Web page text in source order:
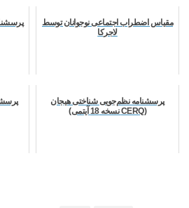
مقياس اضطراب اجتماعی نوجوانان توسط
لاجركا
پرسشنامه­ نظم‌جویی شناختی هیجان
(CERQ نسخه 18 آیتمی)